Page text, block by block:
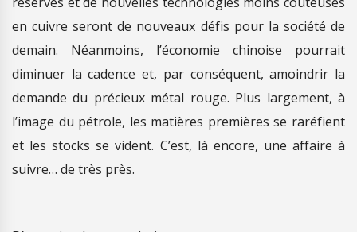
en cuivre seront de nouveaux défis pour la société de
demain. Néanmoins, l’économie chinoise pourrait
diminuer la cadence et, par conséquent, amoindrir la
demande du précieux métal rouge. Plus largement, à
l’image du pétrole, les matières premières se raréfient
et les stocks se vident. C’est, là encore, une affaire à
suivre… de très près.